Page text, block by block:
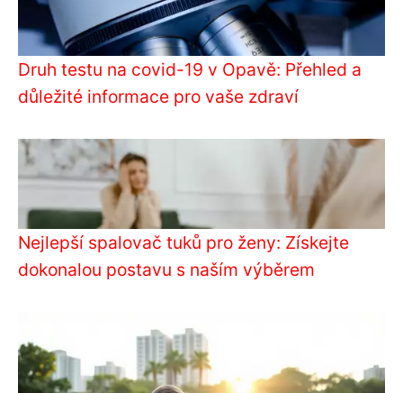
Druh testu na covid-19 v Opavě: Přehled a
důležité informace pro vaše zdraví
Nejlepší spalovač tuků pro ženy: Získejte
dokonalou postavu s naším výběrem